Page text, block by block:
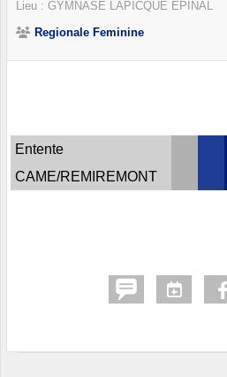
Lieu : GYMNASE LAPICQUE EPINAL
Regionale Feminine
Entente
CAME/REMIREMONT